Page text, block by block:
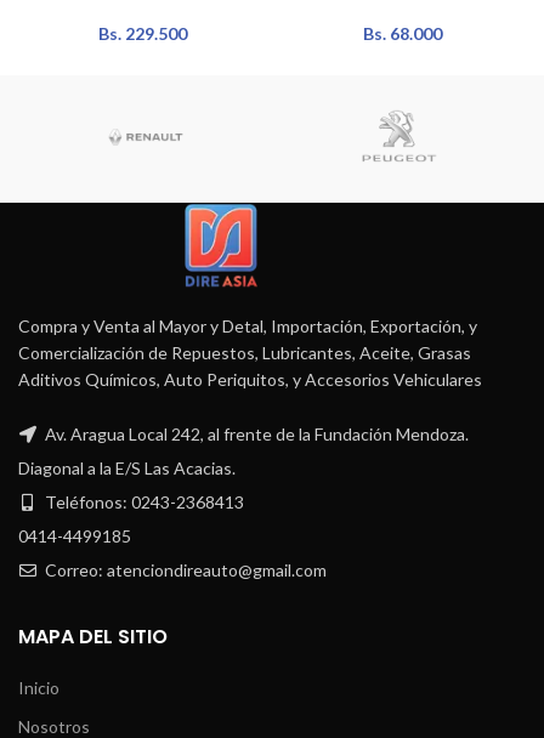
Bs.229.500 Bs.68.000
Compra y Venta al Mayor y Detal, Importación, Exportación, y
Comercialización de Repuestos, Lubricantes, Aceite, Grasas
Aditivos Químicos, Auto Periquitos, y Accesorios Vehiculares
Av. Aragua Local 242, al frente de la Fundación Mendoza.
Diagonal a la E/S Las Acacias.
Teléfonos: 0243-2368413
0414-4499185
Correo: atenciondireauto@gmail.com
MAPA DEL SITIO
Inicio
Nosotros